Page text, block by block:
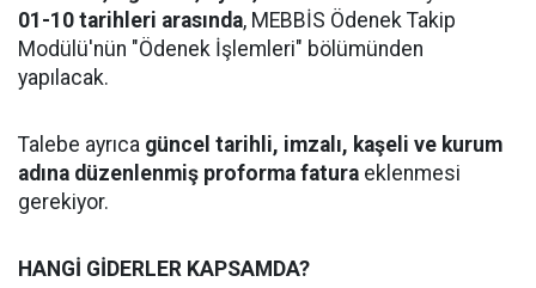
01-10 tarihleri arasında, MEBBİS Ödenek Takip
Modülü'nün "Ödenek İşlemleri" bölümünden
yapılacak.
Talebe ayrıca güncel tarihli, imzalı, kaşeli ve kurum
adına düzenlenmiş proforma fatura eklenmesi
gerekiyor.
HANGİ GİDERLER KAPSAMDA?